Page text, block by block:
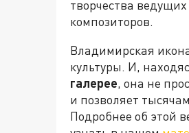
творчества
композиторов.
Владимирская
культуры. И,
галерее, она не
и позволяет
Подробнее об этой